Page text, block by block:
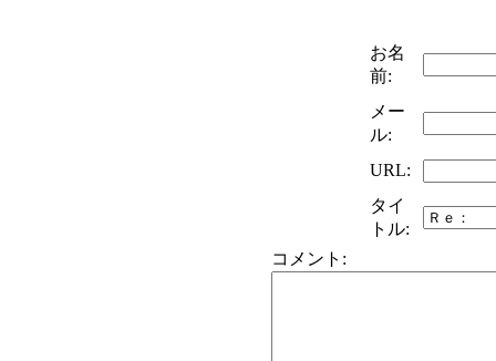
お名
前:
メー
ル:
URL:
タイ
トル:
コメント: